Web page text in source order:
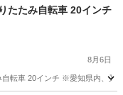
たたみ自転車 20インチ
8月6日
転車 20インチ ※愛知県内、又